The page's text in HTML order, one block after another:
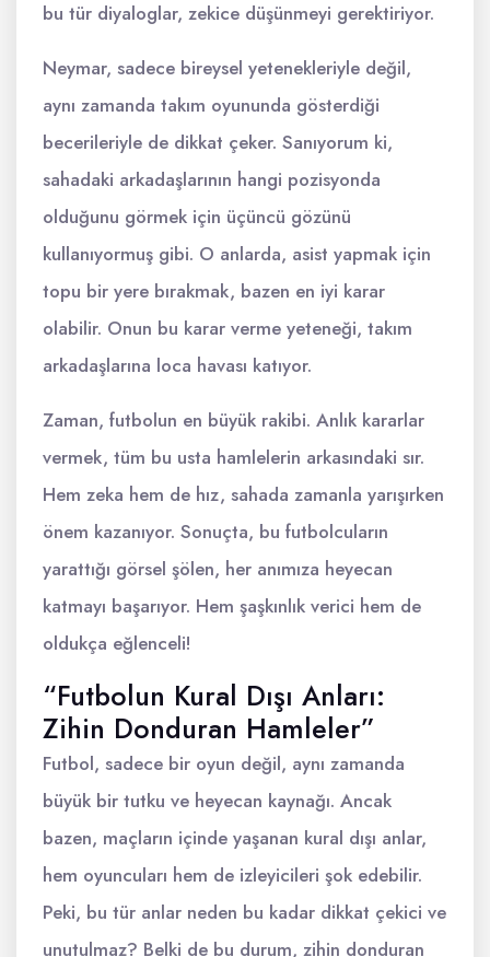
bu tür diyaloglar, zekice düşünmeyi gerektiriyor.
Neymar, sadece bireysel yetenekleriyle değil,
aynı zamanda takım oyununda gösterdiği
becerileriyle de dikkat çeker. Sanıyorum ki,
sahadaki arkadaşlarının hangi pozisyonda
olduğunu görmek için üçüncü gözünü
kullanıyormuş gibi. O anlarda, asist yapmak için
topu bir yere bırakmak, bazen en iyi karar
olabilir. Onun bu karar verme yeteneği, takım
arkadaşlarına loca havası katıyor.
Zaman, futbolun en büyük rakibi. Anlık kararlar
vermek, tüm bu usta hamlelerin arkasındaki sır.
Hem zeka hem de hız, sahada zamanla yarışırken
önem kazanıyor. Sonuçta, bu futbolcuların
yarattığı görsel şölen, her anımıza heyecan
katmayı başarıyor. Hem şaşkınlık verici hem de
oldukça eğlenceli!
“Futbolun Kural Dışı Anları:
Zihin Donduran Hamleler”
Futbol, sadece bir oyun değil, aynı zamanda
büyük bir tutku ve heyecan kaynağı. Ancak
bazen, maçların içinde yaşanan kural dışı anlar,
hem oyuncuları hem de izleyicileri şok edebilir.
Peki, bu tür anlar neden bu kadar dikkat çekici ve
unutulmaz? Belki de bu durum, zihin donduran